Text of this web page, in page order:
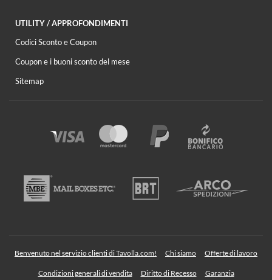
UTILITY / APPROFONDIMENTI
Codici Sconto e Coupon
Coupon e i buoni sconto del mese
Sitemap
Benvenuto nel servizio clienti di Tavolla.com! Chi siamo Offerte di lavoro
Condizioni generali di vendita Diritto di Recesso Garanzia